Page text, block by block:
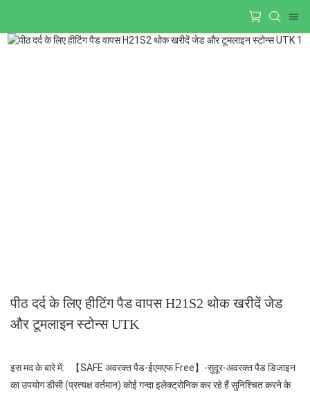
पीठ दर्द के लिए हीटिंग पैड वापस H21S2 थोक खरीदें जेड
और टूमलाइन स्टोन्स UTK
इस मद के बारे में: 【SAFE अवरक्त पैड-ईएमएफ Free】-सुदूर-अवरक्त पैड डिजाइन
का उपयोग डीसी (प्रत्यक्ष वर्तमान) कोई गन्दा इलेक्ट्रोनिक कर रहे हैं सुनिश्चित करने के